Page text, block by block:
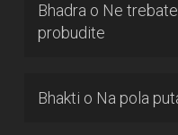
Bhadra o Ne
probudite
Bhakti o Na pola